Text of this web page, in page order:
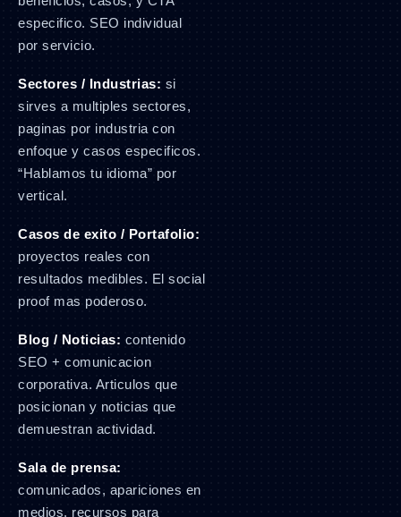
especifico. SEO individual
por servicio.
Sectores / Industrias: si
sirves a multiples sectores,
paginas por industria con
enfoque y casos especificos.
“Hablamos tu idioma” por
vertical.
Casos de exito / Portafolio:
proyectos reales con
resultados medibles. El social
proof mas poderoso.
Blog / Noticias: contenido
SEO + comunicacion
corporativa. Articulos que
posicionan y noticias que
demuestran actividad.
Sala de prensa:
comunicados, apariciones en
medios, recursos para